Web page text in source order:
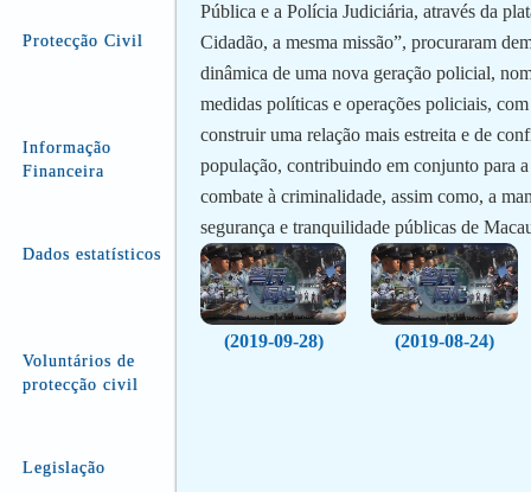
Protecção Civil
Informação
Financeira
Dados estatísticos
Voluntários de
protecção civil
Legislação
Pública e a Polícia Judiciária, através da
Cidadão, a mesma missão”, procuraram
dinâmica de uma nova geração policial,
medidas políticas e operações policiais,
construir uma relação mais estreita e de
população, contribuindo em conjunto para
combate à criminalidade, assim como, a
segurança e tranquilidade públicas de
(2019-09-28) (2019-08-24)